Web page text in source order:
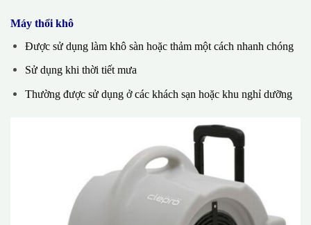
Máy thổi khô
Được sử dụng làm khô sàn hoặc thảm một cách nhanh chóng
Sử dụng khi thời tiết mưa
Thường được sử dụng ở các khách sạn hoặc khu nghỉ dưỡng